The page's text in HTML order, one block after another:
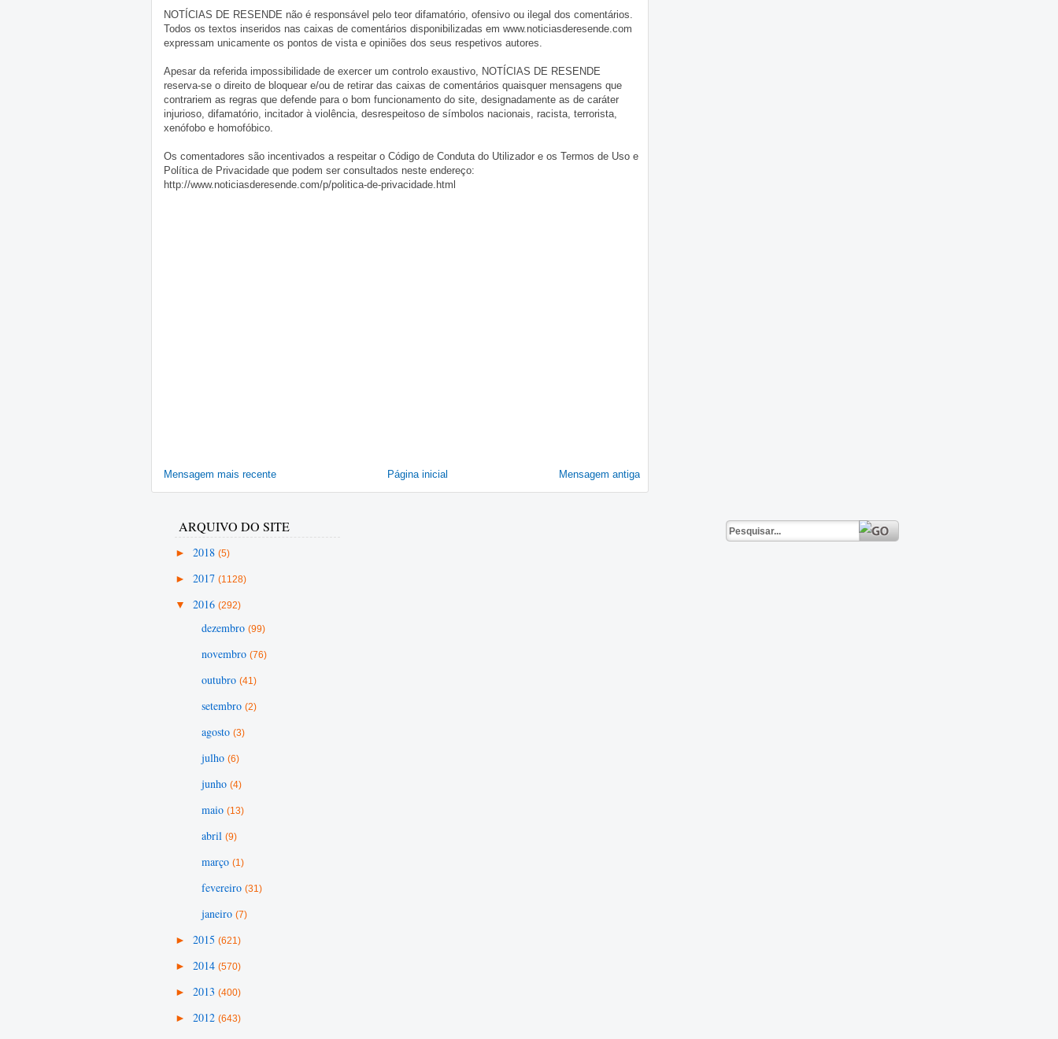
NOTÍCIAS DE RESENDE não é responsável pelo teor difamatório, ofensivo ou ilegal dos comentários.
Todos os textos inseridos nas caixas de comentários disponibilizadas em www.noticiasderesende.com
expressam unicamente os pontos de vista e opiniões dos seus respetivos autores.
Apesar da referida impossibilidade de exercer um controlo exaustivo, NOTÍCIAS DE RESENDE
reserva-se o direito de bloquear e/ou de retirar das caixas de comentários quaisquer mensagens que
contrariem as regras que defende para o bom funcionamento do site, designadamente as de caráter
injurioso, difamatório, incitador à violência, desrespeitoso de símbolos nacionais, racista, terrorista,
xenófobo e homofóbico.
Os comentadores são incentivados a respeitar o Código de Conduta do Utilizador e os Termos de Uso e
Política de Privacidade que podem ser consultados neste endereço:
http://www.noticiasderesende.com/p/politica-de-privacidade.html
Mensagem mais recente Mensagem antiga
Página inicial
ARQUIVO DO SITE
► 2018 (5)
► 2017 (1128)
▼ 2016 (292)
dezembro (99)
novembro (76)
outubro (41)
setembro (2)
agosto (3)
julho (6)
junho (4)
maio (13)
abril (9)
março (1)
fevereiro (31)
janeiro (7)
► 2015 (621)
► 2014 (570)
► 2013 (400)
► 2012 (643)